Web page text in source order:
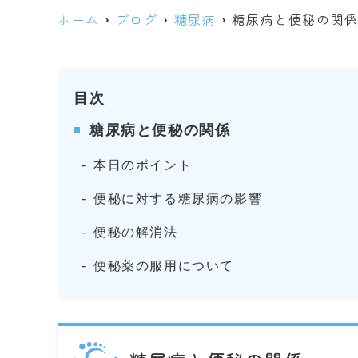
ホーム ブログ 糖尿病 糖尿病と便秘の関係
目次
糖尿病と便秘の関係
本日のポイント
便秘に対する糖尿病の影響
便秘の解消法
便秘薬の服用について